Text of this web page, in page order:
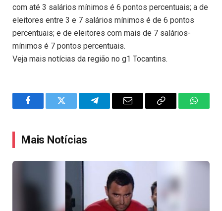
com até 3 salários mínimos é 6 pontos percentuais; a de
eleitores entre 3 e 7 salários mínimos é de 6 pontos
percentuais; e de eleitores com mais de 7 salários-
mínimos é 7 pontos percentuais.
Veja mais notícias da região no g1 Tocantins.
FacebookTwitter TelegramEmail
Copy
Mais Notícias